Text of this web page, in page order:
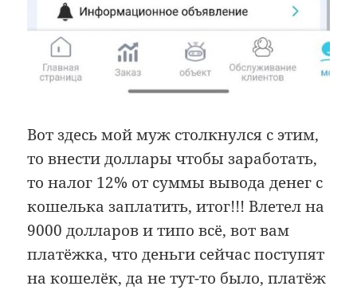
Вот здесь мой муж столкнулся с этим,
то внести доллары чтобы заработать,
то налог 12% от суммы вывода денег с
кошелька заплатить, итог!!! Влетел на
9000 долларов и типо всё, вот вам
платёжка, что деньги сейчас поступят
на кошелёк, да не тут-то было, платёж